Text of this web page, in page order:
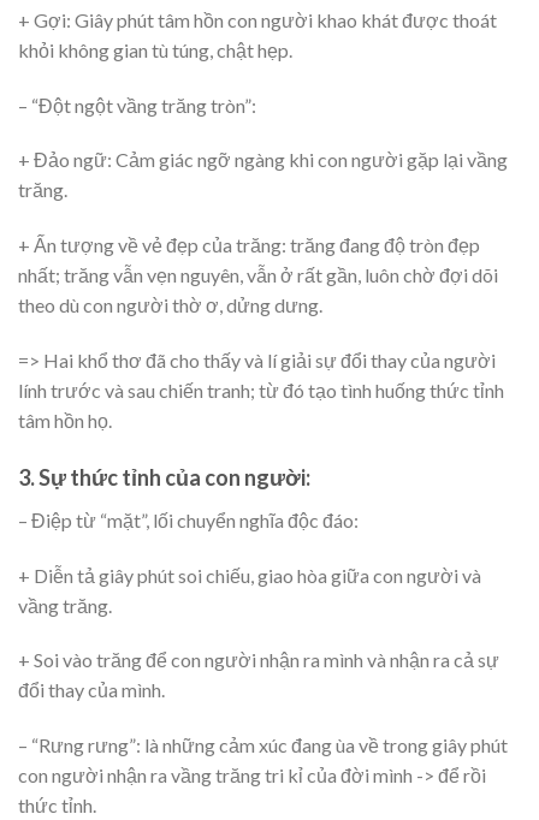
+ Gợi: Giây phút tâm hồn con người khao khát được thoát
khỏi không gian tù túng, chật hẹp.
– “Đột ngột vầng trăng tròn”:
+ Đảo ngữ: Cảm giác ngỡ ngàng khi con người gặp lại vầng
trăng.
+ Ấn tượng về vẻ đẹp của trăng: trăng đang độ tròn đẹp
nhất; trăng vẫn vẹn nguyên, vẫn ở rất gần, luôn chờ đợi dõi
theo dù con người thờ ơ, dửng dưng.
=> Hai khổ thơ đã cho thấy và lí giải sự đổi thay của người
lính trước và sau chiến tranh; từ đó tạo tình huống thức tỉnh
tâm hồn họ.
3. Sự thức tỉnh của con người:
– Điệp từ “mặt”, lối chuyển nghĩa độc đáo:
+ Diễn tả giây phút soi chiếu, giao hòa giữa con người và
vầng trăng.
+ Soi vào trăng để con người nhận ra mình và nhận ra cả sự
đổi thay của mình.
– “Rưng rưng”: là những cảm xúc đang ùa về trong giây phút
con người nhận ra vầng trăng tri kỉ của đời mình -> để rồi
thức tỉnh.